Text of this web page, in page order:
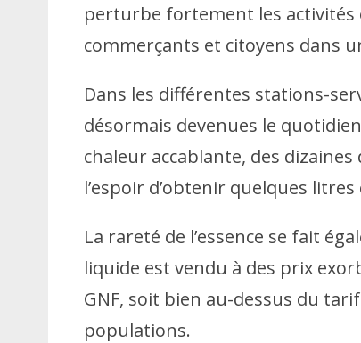
perturbe fortement les activités
commerçants et citoyens dans
Dans les différentes stations-
désormais devenues le
chaleur accablante, des
l’espoir d’obtenir quelques
La rareté de l’essence se fait
liquide est vendu à des prix
GNF, soit bien au-dessus du
populations.